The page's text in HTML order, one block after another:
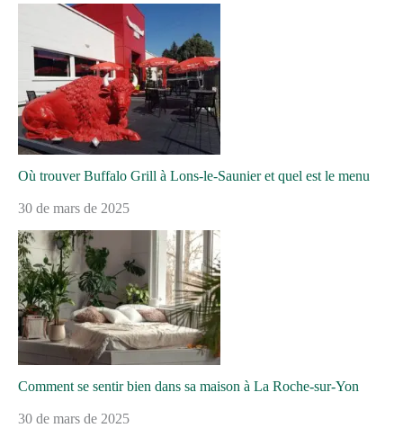
Où trouver Buffalo Grill à Lons-le-Saunier et quel est le menu
30 de mars de 2025
Comment se sentir bien dans sa maison à La Roche-sur-Yon
30 de mars de 2025